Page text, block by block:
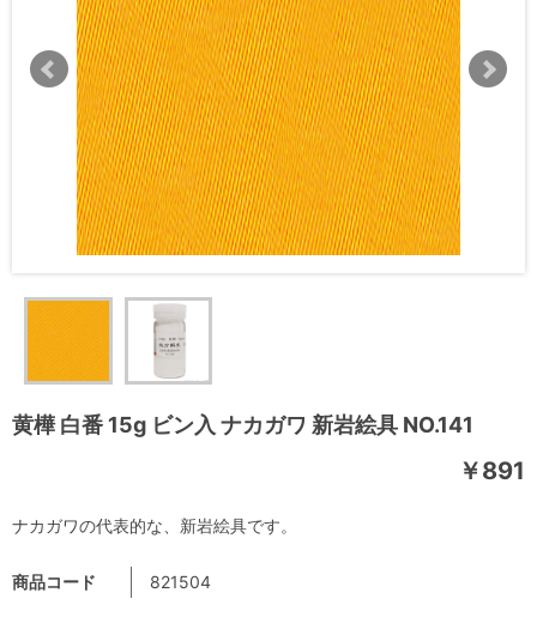
黄樺 白番 15g ビン入 ナカガワ 新岩絵具 NO.141
￥891
商品コード 821504
ナカガワの代表的な、新岩絵具です。